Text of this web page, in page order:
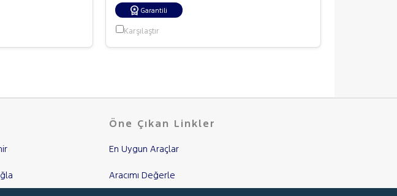
Garantili
Karşılaştır
Öne Çıkan Linkler
En Uygun Araçlar
Aracımı Değerle